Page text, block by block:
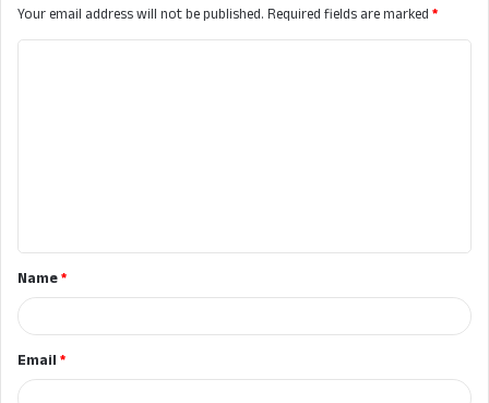
Your email address will not be published.Required fields are marked*
t
*Name*
Email*